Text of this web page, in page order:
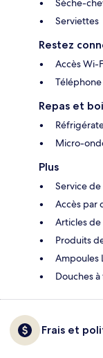
Sèche-
Serviettes
Restez
Accès Wi-
Téléphone
Repas et
Micro-
Plus
Service
Accès par
Articles
Produits
Ampoules
Douches
Frais et